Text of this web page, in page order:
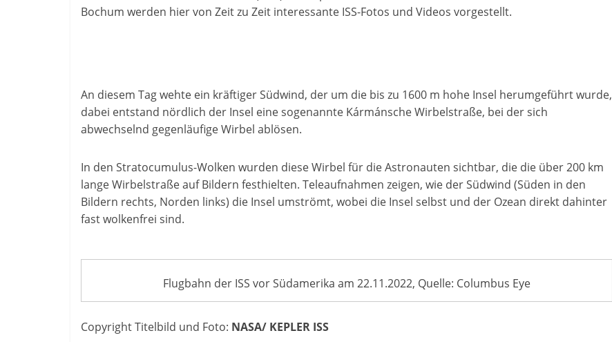
Bochum werden hier von Zeit zu Zeit interessante ISS-Fotos und Videos vorgestellt.
An diesem Tag wehte ein kräftiger Südwind, der um die bis zu 1600 m hohe Insel herumgeführt wurde,
dabei entstand nördlich der Insel eine sogenannte Kármánsche Wirbelstraße, bei der sich
abwechselnd gegenläufige Wirbel ablösen.
In den Stratocumulus-Wolken wurden diese Wirbel für die Astronauten sichtbar, die die über 200 km
lange Wirbelstraße auf Bildern festhielten. Teleaufnahmen zeigen, wie der Südwind (Süden in den
Bildern rechts, Norden links) die Insel umströmt, wobei die Insel selbst und der Ozean direkt dahinter
fast wolkenfrei sind.
Flugbahn der ISS vor Südamerika am 22.11.2022, Quelle: Columbus Eye
Copyright Titelbild und Foto: NASA/ KEPLER ISS